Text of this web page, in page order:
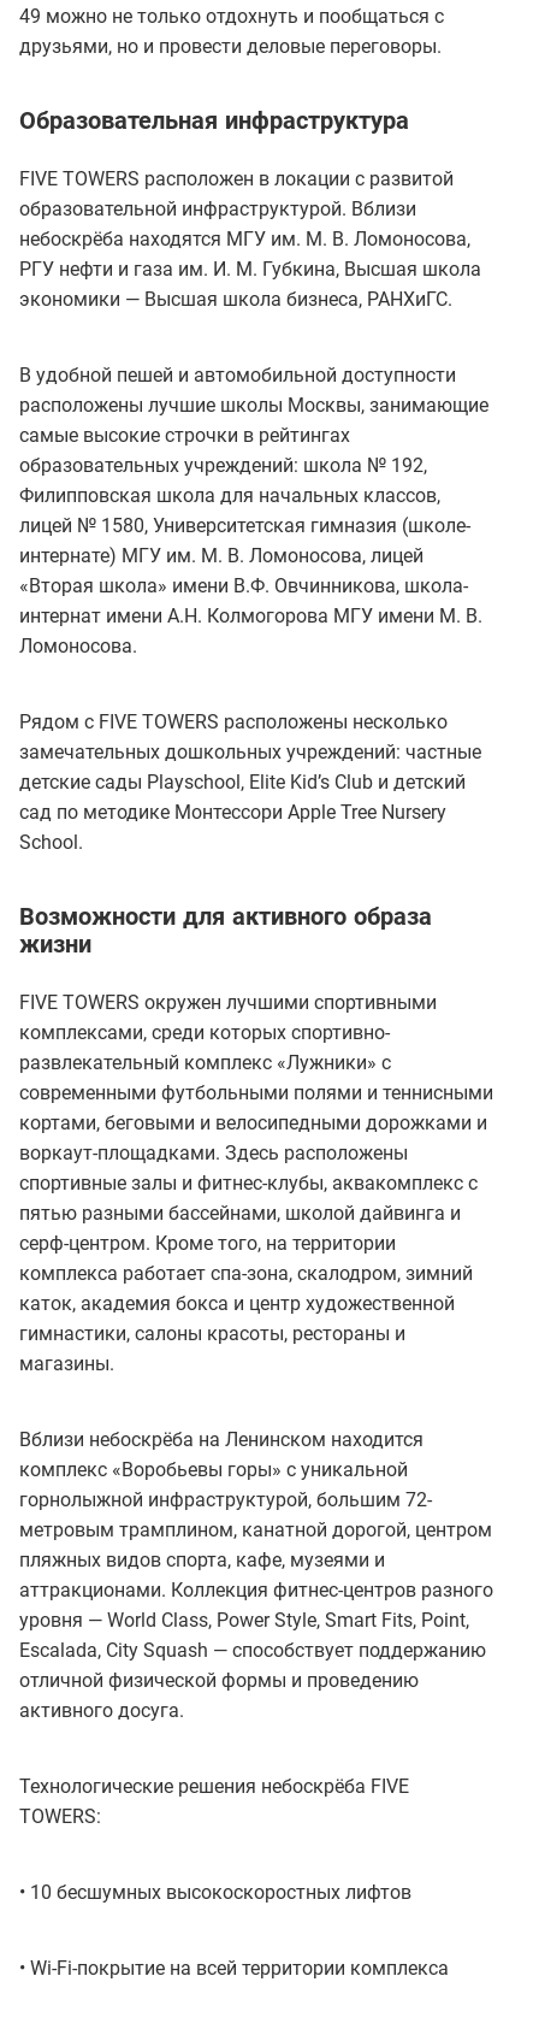
49 можно не только отдохнуть и пообщаться с
друзьями, но и провести деловые переговоры.
Образовательная инфраструктура
FIVE TOWERS расположен в локации с развитой
образовательной инфраструктурой. Вблизи
небоскрёба находятся МГУ им. М. В. Ломоносова,
РГУ нефти и газа им. И. М. Губкина, Высшая школа
экономики — Высшая школа бизнеса, РАНХиГС.
В удобной пешей и автомобильной доступности
расположены лучшие школы Москвы, занимающие
самые высокие строчки в рейтингах
образовательных учреждений: школа № 192,
Филипповская школа для начальных классов,
лицей № 1580, Университетская гимназия (школе-
интернате) МГУ им. М. В. Ломоносова, лицей
«Вторая школа» имени В.Ф. Овчинникова, школа-
интернат имени А.Н. Колмогорова МГУ имени М. В.
Ломоносова.
Рядом с FIVE TOWERS расположены несколько
замечательных дошкольных учреждений: частные
детские сады Playschool, Elite Kid’s Club и детский
сад по методике Монтессори Apple Tree Nursery
School.
Возможности для активного образа
жизни
FIVE TOWERS окружен лучшими спортивными
комплексами, среди которых спортивно-
развлекательный комплекс «Лужники» с
современными футбольными полями и теннисными
кортами, беговыми и велосипедными дорожками и
воркаут-площадками. Здесь расположены
спортивные залы и фитнес-клубы, аквакомплекс с
пятью разными бассейнами, школой дайвинга и
серф-центром. Кроме того, на территории
комплекса работает спа-зона, скалодром, зимний
каток, академия бокса и центр художественной
гимнастики, салоны красоты, рестораны и
магазины.
Вблизи небоскрёба на Ленинском находится
комплекс «Воробьевы горы» с уникальной
горнолыжной инфраструктурой, большим 72-
метровым трамплином, канатной дорогой, центром
пляжных видов спорта, кафе, музеями и
аттракционами. Коллекция фитнес-центров разного
уровня — World Class, Power Style, Smart Fits, Point,
Escalada, City Squash — способствует поддержанию
отличной физической формы и проведению
активного досуга.
Технологические решения небоскрёба FIVE
TOWERS:
• 10 бесшумных высокоскоростных лифтов
• Wi-Fi-покрытие на всей территории комплекса